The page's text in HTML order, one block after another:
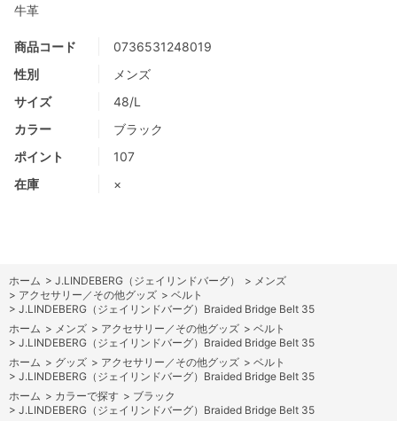
商品コード
0736531248019
性別
メンズ
サイズ
48/L
カラー
ブラック
ポイント
107
在庫
×
牛革
ホーム > J.LINDEBERG（ジェイリンドバーグ） > メンズ
> アクセサリー／その他グッズ > ベルト
> J.LINDEBERG（ジェイリンドバーグ）Braided Bridge Belt 35
ホーム > メンズ > アクセサリー／その他グッズ > ベルト
> J.LINDEBERG（ジェイリンドバーグ）Braided Bridge Belt 35
ホーム > グッズ > アクセサリー／その他グッズ > ベルト
> J.LINDEBERG（ジェイリンドバーグ）Braided Bridge Belt 35
ホーム > カラーで探す > ブラック
> J.LINDEBERG（ジェイリンドバーグ）Braided Bridge Belt 35